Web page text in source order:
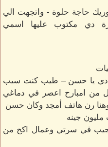
حاجة حلوة - واتجهت الي
دي مكتوب عليها اسمي
دي يا حسن – طيب كنت سيب
من امبارح اعصر في دماغي
رن هاتف أمجد وكان حسن
مليون جينه
في سرتي وعمال اكح من